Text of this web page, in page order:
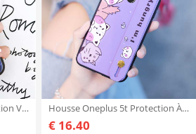
Housse Oneplus 5t Protection Vent Étui, Étui Oneplus 5t Verre Tendance Violet Housse Oneplus 5t Protection À Bord Silicone, Étui Oneplus 5t Délavé En Daim Violet
€ 16.40